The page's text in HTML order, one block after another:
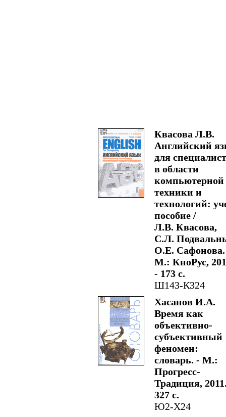
Квасова Л.В.
Английский
для
в области
компьютерной
техники и
технологий:
пособие /
Л.В. Квасова,
С.Л.
О.Е.
М.: КноРус,
- 173 с.
Ш143-К324
Хасанов И.А.
Время как
объективно-
субъективный
феномен:
словарь. - М.:
Прогресс-
Традиция,
327 с.
Ю2-Х24